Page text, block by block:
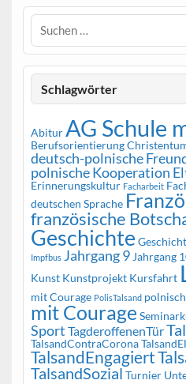
Schlagwörter
AbiturAG Schule
Berufsorientierung
deutsch-polnische
polnische Kooperation
Erinnerungskultur Facharbeit
deutschen Sprache
französische
Geschichte
Impfbus Jahrgang 9 Jahrgang
Kunst Kunstprojekt Kursfahrt
mit Courage PolisTalsand polnisch
mit Courage
Sport TagderoffenenTür
TalsandContraCorona
TalsandEngagiert
TalsandSozial Turnier